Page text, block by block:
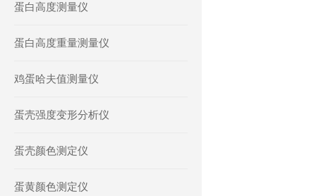
蛋白高度测量仪
蛋白高度重量测量仪
鸡蛋哈夫值测量仪
蛋壳强度变形分析仪
蛋壳颜色测定仪
蛋黄颜色测定仪